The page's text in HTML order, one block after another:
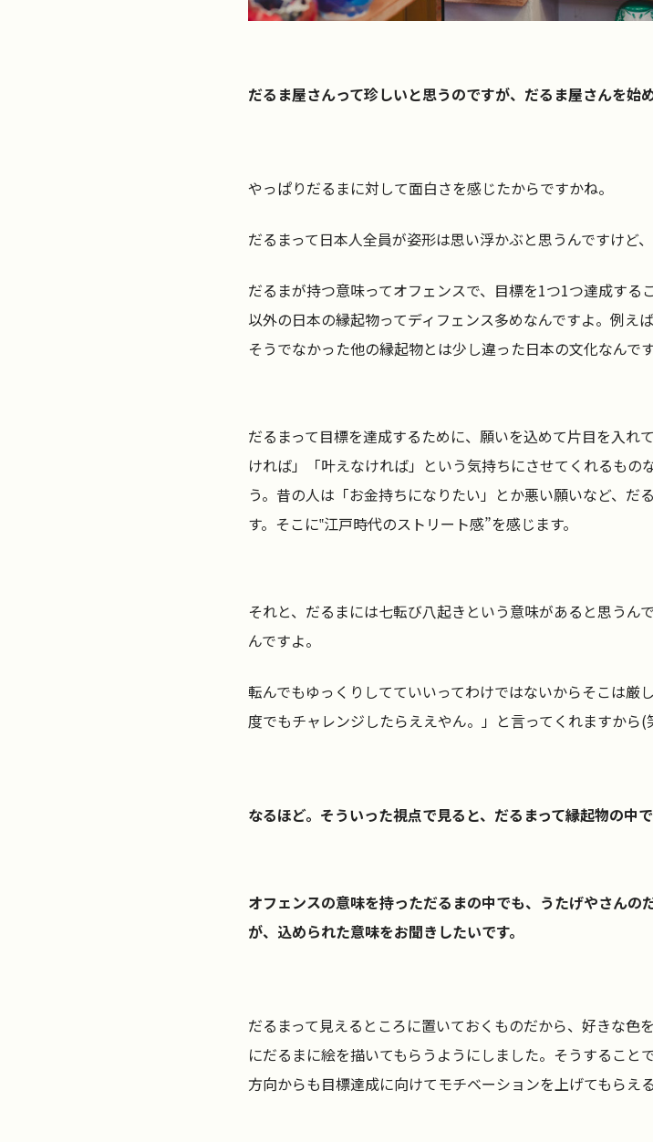
だるま屋さんって珍しいと思うのですが、だるま屋さんを始
やっぱりだるまに対して面白さを感じたからですかね。
だるまって日本人全員が姿形は思い浮かぶと思うんですけど
だるまが持つ意味ってオフェンスで、目標を1つ1つ達成する
以外の日本の縁起物ってディフェンス多めなんですよ。例え
そうでなかった他の縁起物とは少し違った日本の文化なんで
だるまって目標を達成するために、願いを込めて片目を入れ
ければ」「叶えなければ」という気持ちにさせてくれるもの
う。昔の人は「お金持ちになりたい」とか悪い願いなど、だ
す。そこに‟江戸時代のストリート感”を感じます。
それと、だるまには七転び八起きという意味があると思うん
んですよ。
転んでもゆっくりしてていいってわけではないからそこは厳
度でもチャレンジしたらええやん。」と言ってくれますから(
なるほど。そういった視点で見ると、だるまって縁起物の中
オフェンスの意味を持っただるまの中でも、うたげやさん
が、込められた意味をお聞きしたいです。
だるまって見えるところに置いておくものだから、好きな色
にだるまに絵を描いてもらうようにしました。そうすること
方向からも目標達成に向けてモチベーションを上げてもらえ